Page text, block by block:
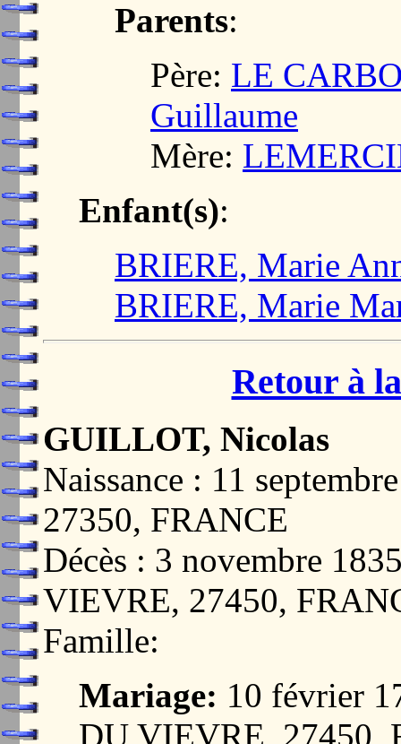
Parents:
Père: LE
Guillaume
Mère:
Enfant(s):
BRIERE, Marie
BRIERE, Marie
Retour à
GUILLOT, Nicolas
Naissance : 11
27350, FRANCE
Décès : 3 novembre
VIEVRE, 27450,
Famille:
Mariage: 10 février
DU VIEVRE, 27450,